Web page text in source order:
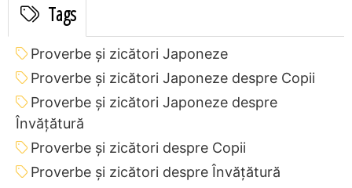
Tags
Proverbe și zicători Japoneze
Proverbe și zicători Japoneze despre Copii
Proverbe și zicători Japoneze despre
Învățătură
Proverbe și zicători despre Copii
Proverbe și zicători despre Învățătură